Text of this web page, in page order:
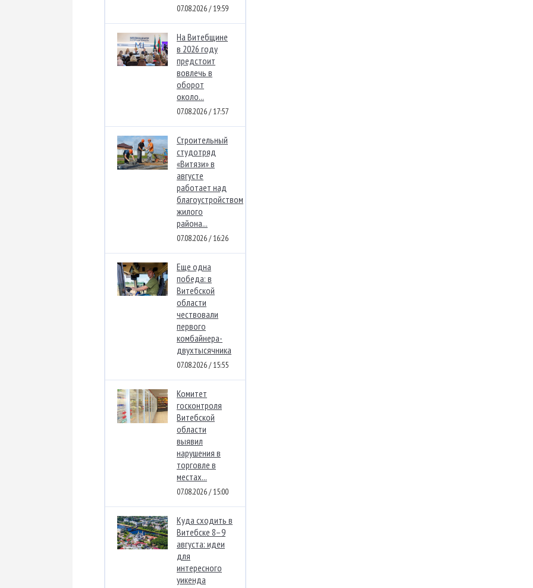
07.08.2026 / 19:59
На Витебщине
в 2026 году
предстоит
вовлечь в
оборот
около...
07.08.2026 / 17:57
Строительный
студотряд
«Витязи» в
августе
работает над
благоустройством
жилого
района...
07.08.2026 / 16:26
Еще одна
победа: в
Витебской
области
чествовали
первого
комбайнера-
двухтысячника
07.08.2026 / 15:55
Комитет
госконтроля
Витебской
области
выявил
нарушения в
торговле в
местах...
07.08.2026 / 15:00
Куда сходить в
Витебске 8–9
августа: идеи
для
интересного
уикенда